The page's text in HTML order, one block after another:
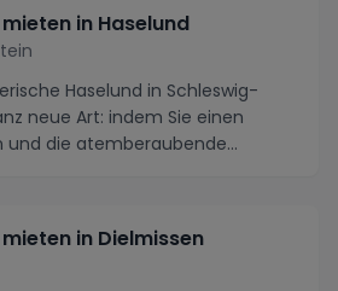
in Haselund
Haselund in Schleswig-
neue Art: indem Sie einen
und die atemberaubende
in Dielmissen